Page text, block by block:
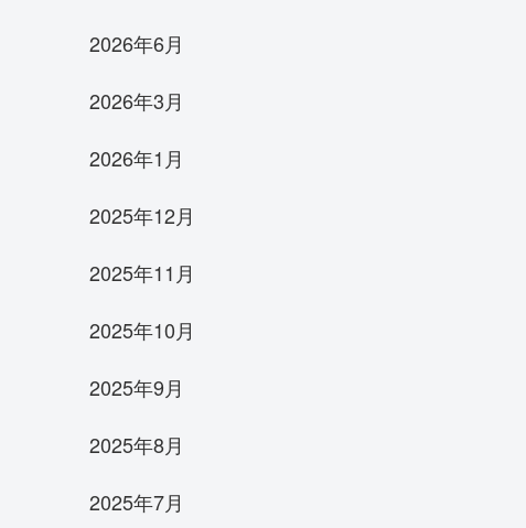
2026年6月
2026年3月
2026年1月
2025年12月
2025年11月
2025年10月
2025年9月
2025年8月
2025年7月